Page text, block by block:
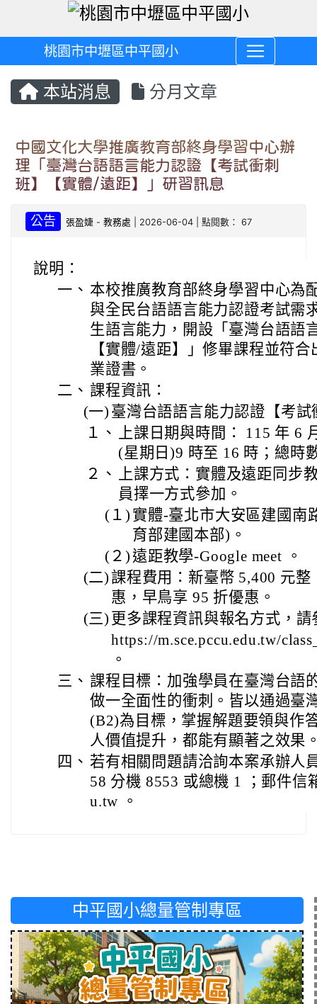
桃園市中壢區中平國小
本站消息 分月文章
中國文化大學推廣教育部終身學習中心辦
理「臺灣台語語言能力認證【考試衝刺
班】【實體/遠距】」研習訊息
公告 張盈婕 -教務處 | 2026-06-04 | 點閱數： 67
說明：
一、 本校推廣教育部終身學習中心為
與全民台語語言能力認證考試需
生語言能力，開設「臺灣台語語
【實體/遠距】」修畢課程並符
業證書。
二、 課程資訊：
(一) 臺灣台語語言能力認證【考試
１、
上課日期與時間： 115 年 6
(星期日)9 時至 16 時；總時
２、
上課方式：實體及遠距同步
員擇一方式參加。
(１) 實體-臺北市大安區建國南
育部建國本部)。
(２) 遠距教學-Google meet 。
(二)課程費用：新臺幣 5,400 元
惠，早鳥享 95 折優惠。
(三) 更多課程資訊與報名方式，
https://m.sce.pccu.edu.tw/
。
三、 課程目標：加強學員在臺灣台語
做一全面性的衝刺。皆以通過臺
(B2)為目標，掌握解題要領與作
人價值提升，都能有顯著之效果
四、 若有相關問題請洽詢本案承辦人
58 分機 8553 或總機 1 ；郵件信
u.tw 。
中平國小總量管制專區